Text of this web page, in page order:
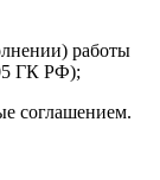
работы
ГК РФ);
соглашением.